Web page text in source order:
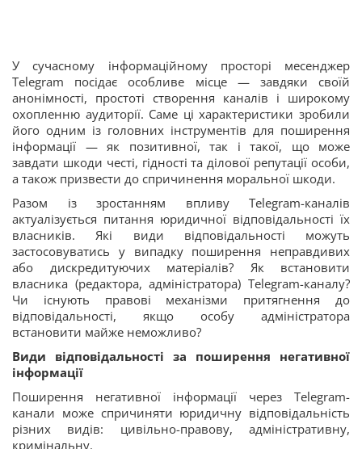
У сучасному інформаційному просторі месенджер
Telegram посідає особливе місце — завдяки своїй
анонімності, простоті створення каналів і широкому
охопленню аудиторії. Саме ці характеристики зробили
його одним із головних інструментів для поширення
інформації — як позитивної, так і такої, що може
завдати шкоди честі, гідності та ділової репутації особи,
а також призвести до спричинення моральної шкоди.
Разом із зростанням впливу Telegram-каналів
актуалізується питання юридичної відповідальності їх
власників. Які види відповідальності можуть
застосовуватись у випадку поширення неправдивих
або дискредитуючих матеріалів? Як встановити
власника (редактора, адміністратора) Telegram-каналу?
Чи існують правові механізми притягнення до
відповідальності, якщо особу адміністратора
встановити майже неможливо?
Види відповідальності за поширення негативної
інформації
Поширення негативної інформації через Telegram-
канали може спричиняти юридичну відповідальність
різних видів: цивільно-правову, адміністративну,
кримінальну.